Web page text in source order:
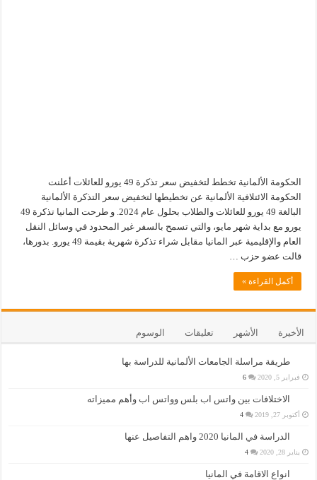
الحكومة الألمانية تخطط لتخفيض سعر تذكرة 49 يورو للعائلات أعلنت
الحكومة الائتلافية الألمانية عن تخطيطها لتخفيض سعر التذكرة الألمانية
البالغة 49 يورو للعائلات والطلاب بحلول عام 2024. و طرحت المانيا تذكرة 49
يورو مع بداية شهر مايو، والتي تسمح بالسفر غير المحدود في وسائل النقل
العام والإقليمية عبر المانيا مقابل شراء تذكرة شهرية بقيمة 49 يورو. بدورها،
قالت عضو حزب …
أكمل القراءة »
الأخيرة الأشهر تعليقات الوسوم
طريقة مراسلة الجامعات الألمانية للدراسة بها
فبراير 5, 2020 6
الاختلافات بين واتس اب بلس وواتس اب وأهم مميزاته
أكتوبر 27, 2019 4
الدراسة في المانيا 2020 واهم التفاصيل عنها
يناير 28, 2020 4
انواع الاقامة في المانيا